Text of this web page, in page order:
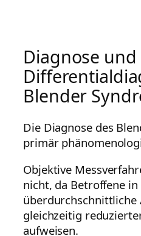
Diagnose und
Blender
Die Diagnose des
primär
Objektive
nicht, da Betroffene in
überdurchschnittliche
gleichzeitig
aufweisen.